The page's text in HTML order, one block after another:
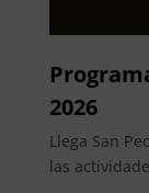
2026
Llega San
las